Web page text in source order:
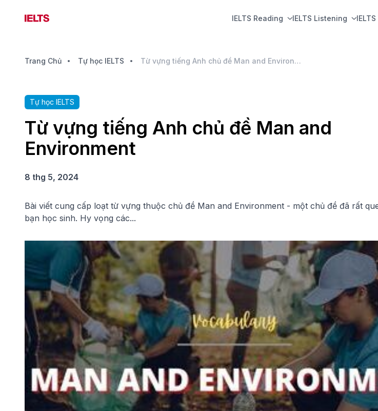
IELTS Reading IELTS Listening
Trang Chủ Tự học IELTS Từ vựng tiếng Anh chủ đề Man and Environment
Tự học IELTS
Từ vựng tiếng Anh chủ đề Man and
Environment
8 thg 5, 2024
Bài viết cung cấp loạt từ vựng thuộc chủ đề Man and Environment - một chủ đề đã rất
bạn học sinh. Hy vọng các...